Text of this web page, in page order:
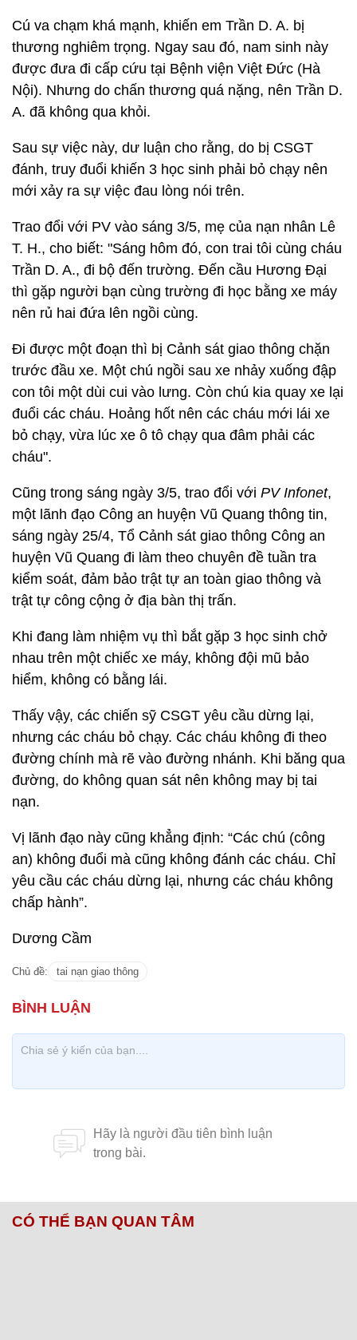
Cú va chạm khá mạnh, khiến em Trần D. A. bị
thương nghiêm trọng. Ngay sau đó, nam sinh này
được đưa đi cấp cứu tại Bệnh viện Việt Đức (Hà
Nội). Nhưng do chấn thương quá nặng, nên Trần D.
A. đã không qua khỏi.
Sau sự việc này, dư luận cho rằng, do bị CSGT
đánh, truy đuổi khiến 3 học sinh phải bỏ chạy nên
mới xảy ra sự việc đau lòng nói trên.
Trao đổi với PV vào sáng 3/5, mẹ của nạn nhân Lê
T. H., cho biết: "Sáng hôm đó, con trai tôi cùng cháu
Trần D. A., đi bộ đến trường. Đến cầu Hương Đại
thì gặp người bạn cùng trường đi học bằng xe máy
nên rủ hai đứa lên ngồi cùng.
Đi được một đoạn thì bị Cảnh sát giao thông chặn
trước đầu xe. Một chú ngồi sau xe nhảy xuống đập
con tôi một dùi cui vào lưng. Còn chú kia quay xe lại
đuổi các cháu. Hoảng hốt nên các cháu mới lái xe
bỏ chạy, vừa lúc xe ô tô chạy qua đâm phải các
cháu".
Cũng trong sáng ngày 3/5, trao đổi với PV Infonet,
một lãnh đạo Công an huyện Vũ Quang thông tin,
sáng ngày 25/4, Tổ Cảnh sát giao thông Công an
huyện Vũ Quang đi làm theo chuyên đề tuần tra
kiểm soát, đảm bảo trật tự an toàn giao thông và
trật tự công cộng ở địa bàn thị trấn.
Khi đang làm nhiệm vụ thì bắt gặp 3 học sinh chở
nhau trên một chiếc xe máy, không đội mũ bảo
hiểm, không có bằng lái.
Thấy vậy, các chiến sỹ CSGT yêu cầu dừng lại,
nhưng các cháu bỏ chạy. Các cháu không đi theo
đường chính mà rẽ vào đường nhánh. Khi băng qua
đường, do không quan sát nên không may bị tai
nạn.
Vị lãnh đạo này cũng khẳng định: “Các chú (công
an) không đuổi mà cũng không đánh các cháu. Chỉ
yêu cầu các cháu dừng lại, nhưng các cháu không
chấp hành”.
Dương Cầm
Chủ đề: tai nạn giao thông
CÓ THỂ BẠN QUAN TÂM